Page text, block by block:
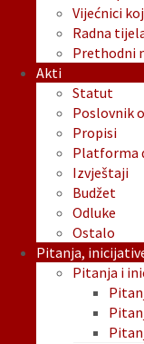
Vijećnici
Radna
Prethodni
Akti
Statut
Poslovnik
Propisi
Platforma
Izvještaji
Budžet
Odluke
Ostalo
Pitanja,
Pitanja i